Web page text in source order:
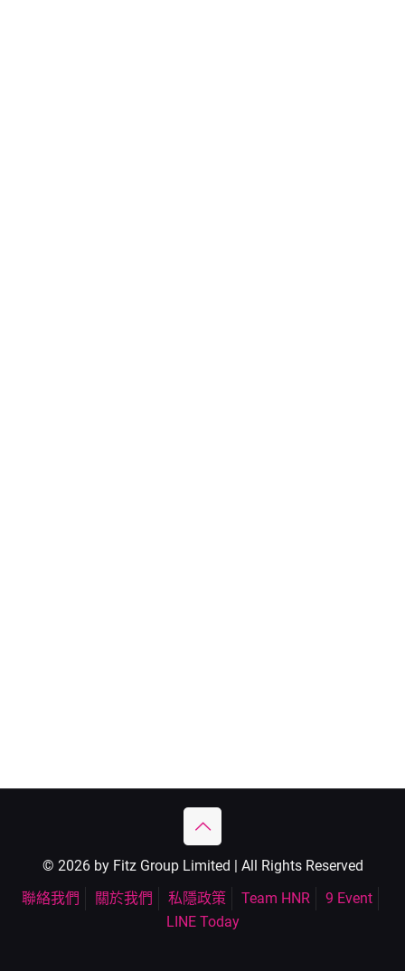
© 2026 by Fitz Group Limited | All Rights Reserved
聯絡我們
關於我們 私隱政策 Team HNR
9 Event
LINE Today